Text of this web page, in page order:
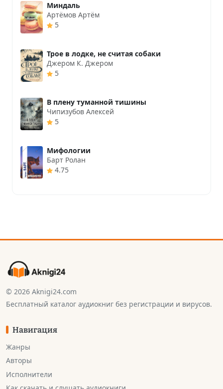
Миндаль
Артёмов Артём
5
Трое в лодке, не считая собаки
Джером К. Джером
5
В плену туманной тишины
Чипизубов Алексей
5
Мифологии
Барт Ролан
4.75
© 2026 Aknigi24.com
Бесплатный каталог аудиокниг без регистрации и вирусов.
Навигация
Жанры
Авторы
Исполнители